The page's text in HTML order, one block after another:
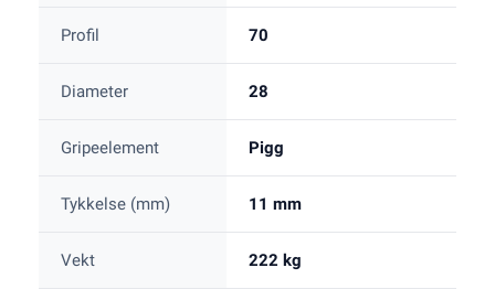
Profil 70
Diameter 28
Gripeelement Pigg
Tykkelse (mm) 11 mm
Vekt 222 kg